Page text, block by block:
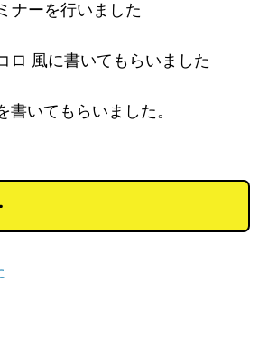
ナーを行いました
ロ 風に書いてもらいました
書いてもらいました。